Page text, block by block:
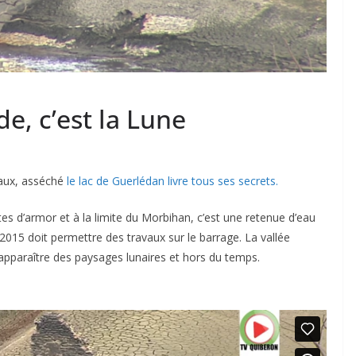
c’est la Lune
asséché le lac de Guerlédan livre tous ses secrets.
d’armor et à la limite du Morbihan, c’est une retenue d’eau
doit permettre des travaux sur le barrage. La vallée
des paysages lunaires et hors du temps.